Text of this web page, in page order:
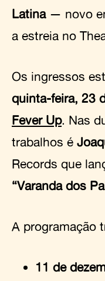
Latina— novo
a estreia no
Os ingressos
quinta-feira, 23
Fever Up. Nas
trabalhos é
Records que
“Varanda dos
A programação
11 de